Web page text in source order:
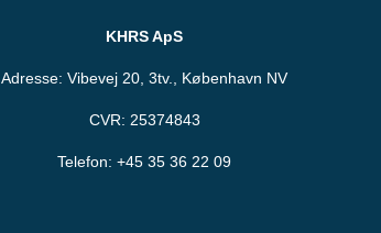
KHRS ApS
Adresse: Vibevej 20, 3tv., København NV
CVR: 25374843
Telefon: +45 35 36 22 09